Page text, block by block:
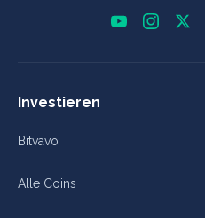
Investieren
Bitvavo
Alle Coins